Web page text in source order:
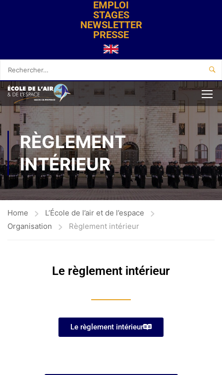
EMPLOI
STAGES
NEWSLETTER
PRESSE
RÈGLEMENT
INTÉRIEUR
Home
L’École de l’air et de l’espace
Organisation
Règlement intérieur
Le règlement intérieur
Le règlement intérieur